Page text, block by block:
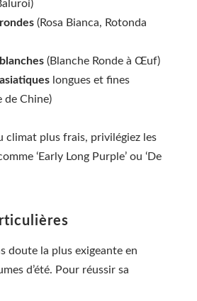
(Rosa Bianca, Rotonda
(Blanche Ronde à Œuf)
longues et fines
de Chine)
climat plus frais, privilégiez les
‘Early Long Purple’ ou ‘De
doute la plus exigeante en
d’été. Pour réussir sa